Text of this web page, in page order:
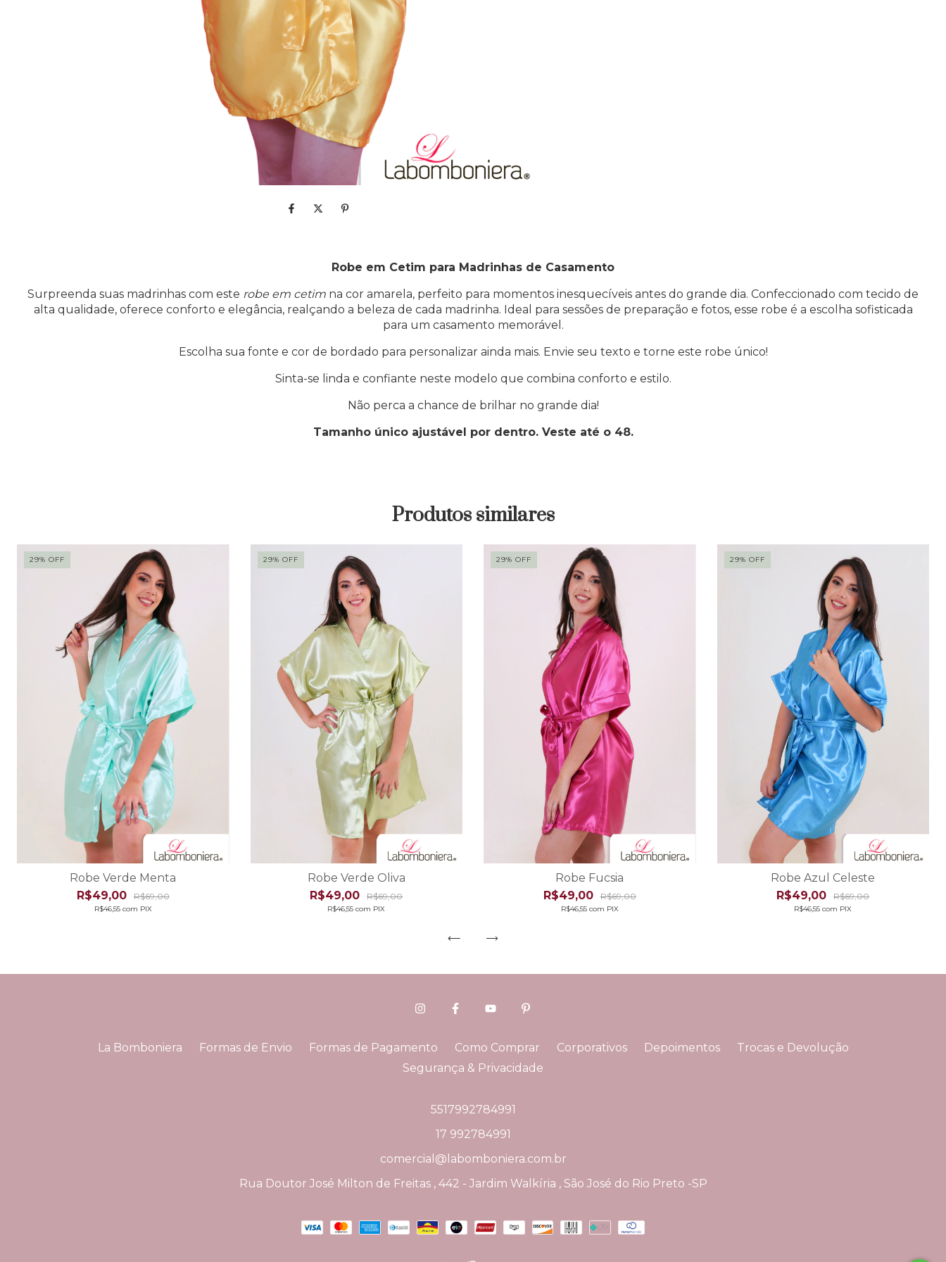
Robe em Cetim para Madrinhas de Casamento
Surpreenda suas madrinhas com este robe em cetim na cor amarela, perfeito para momentos inesquecíveis antes do grande dia. Confeccionado com tecido de
alta qualidade, oferece conforto e elegância, realçando a beleza de cada madrinha. Ideal para sessões de preparação e fotos, esse robe é a escolha sofisticada
para um casamento memorável.
Escolha sua fonte e cor de bordado para personalizar ainda mais. Envie seu texto e torne este robe único!
Sinta-se linda e confiante neste modelo que combina conforto e estilo.
Não perca a chance de brilhar no grande dia!
Tamanho único ajustável por dentro. Veste até o 48.
Produtos similares
29% OFF
Robe Verde Menta
R$49,00
R$69,00
R$46,55 com PIX
29% OFF
Robe Verde Oliva
R$49,00
R$69,00
R$46,55com PIX
29% OFF
Robe Fucsia
R$49,00
R$69,00
R$46,55 com PIX
29% OFF
Robe Azul Celeste
R$49,00
R$69,00
R$46,55com PIX
La Bomboniera Formas de Envio Formas de Pagamento Como Comprar Corporativos Depoimentos
Trocas e Devolução
Segurança & Privacidade
5517992784991
17 992784991
comercial@labomboniera.com.br
Rua Doutor José Milton de Freitas , 442 - Jardim Walkíria , São José do Rio Preto -SP